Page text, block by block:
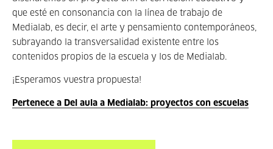
que esté en consonancia con la línea de trabajo de
Medialab, es decir, el arte y pensamiento contemporáneos,
subrayando la transversalidad existente entre los
contenidos propios de la escuela y los de Medialab.
¡Esperamos vuestra propuesta!
Pertenece a Del aula a Medialab: proyectos con escuelas